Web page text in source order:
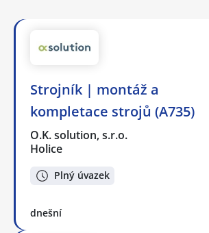
Strojník | montáž a
kompletace strojů (A735)
O.K. solution, s.r.o.
Holice
Plný úvazek
dnešní